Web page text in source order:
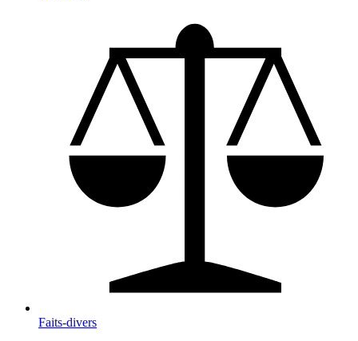
Faits-divers